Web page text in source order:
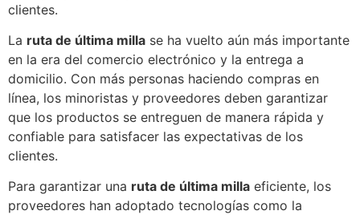
clientes.
La ruta de última milla se ha vuelto aún más importante
en la era del comercio electrónico y la entrega a
domicilio. Con más personas haciendo compras en
línea, los minoristas y proveedores deben garantizar
que los productos se entreguen de manera rápida y
confiable para satisfacer las expectativas de los
clientes.
Para garantizar una ruta de última milla eficiente, los
proveedores han adoptado tecnologías como la